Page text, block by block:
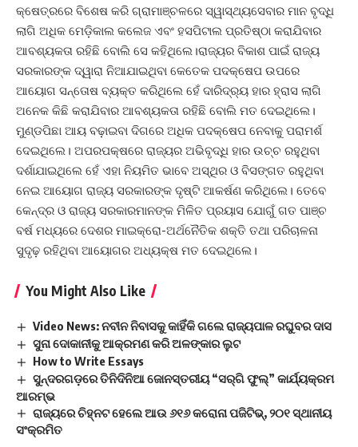
କ୍ଷେତ୍ରରେ ବିଶେଷ କରି ଗ୍ରାମାଞ୍ଚଳରେ ସ୍ୱାସ୍ଥ୍ୟସେବାର ମାନ ବୃଦ୍ଧି
ଲାଗି ଅଧିକ ମେଡ଼ିକାଲ କଲେଜ ଏବଂ ହସପିଟାଲ ପ୍ରତିଷ୍ଠା କରାଯିବାର
ଆବଶ୍ୟକତା ରହିଛି ବୋଲି ସେ କହିଥିଲେ।ରାଜ୍ୟର ବିକାଶ ପାଇଁ ରାଜ୍ୟ
ସରକାରଙ୍କ ଦ୍ୱାରା ନିଆଯାଇଥିବା କେତେକ ପଦକ୍ଷେପ ଉପରେ
ଆୟୋଗ ସନ୍ତୋଷ ବ୍ୟକ୍ତ କରିଥିଲେ ହେଁ ଦାରିଦ୍ର‌୍ୟ ହାର ହ୍ରାସ ଲାଗି
ଅନେକ କିଛି କରାଯିବାର ଆବଶ୍ୟକତା ରହିଛି ବୋଲି ମତ ଦେଇଥିଲେ।
ମୁଣ୍ଡପିଛା ଆୟ ବଢ଼ାଇବା ଦିଗରେ ଅଧିକ ପଦକ୍ଷେପ ନେବାକୁ ପରାମର୍ଶ
ଦେଇଥିଲେ। ଅପରପକ୍ଷରେ ରାଜ୍ୟର ଅଭିବୃଦ୍ଧି ହାର ଉଚ୍ଚ ରହୁଥିବା
ଦର୍ଶାଯାଇଥିଲେ ହେଁ ଏହା ନିୟମିତ ଭାବେ ଅସ୍ଥିର ଓ ବିସଙ୍ଗତ ରହୁଥିବା
ନେଇ ଆୟୋଗ ରାଜ୍ୟ ସରକାରଙ୍କ ଦୃଷ୍ଟି ଆକର୍ଷଣ କରିଥିଲେ। ତେବେ
କେନ୍ଦ୍ର ଓ ରାଜ୍ୟ ସରକାରମାନଙ୍କ ମିଳିତ ପ୍ରୟାସ ଯୋଗୁଁ ଗତ ପାଞ୍ଚ
ବର୍ଷ ମଧ୍ୟରେ ଦେଶର ମାଇକ୍ରୋ-ଅର୍ଥନୈତିକ ଶକ୍ତି ତଥା ପରିଚାଳନା
ସୁଦୃଢ଼ ରହିଥିବା ଆୟୋଗର ଅଧ୍ୟକ୍ଷ ମତ ଦେଇଥିଲେ।
You Might Also Like
Video News: ନବୀନ ନିବାସକୁ କାହିଁକି ଗଲେ ରାଜ୍ୟପାଳ ରଘୁବର ଦାସ
ସୁନା ଦୋକାନୀକୁ ଆକ୍ରମଣ କରି ଅଳଙ୍କାର ଲୁଟ
How to Write Essays
ସୁନ୍ଦରଗଡ଼ରେ ତିନିଦିନିଆ ଜୋନସ୍ତରୀୟ “ସର୍‌ଗି ଫୁଲ୍‌” କାର୍ଯ୍ୟକ୍ରମ
ଆରମ୍ଭ
ରାଜ୍ୟରେ ଚିହ୍ନଟ ହେଲେ ଆଉ ୬୧୬ କରୋନା ପଜିଟିଭ୍, ୨୦୧ ସ୍ଥାନୀୟ
ସଂକ୍ରମିତ